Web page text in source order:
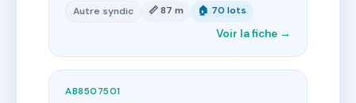
Autre syndic 📏 87 m 🏠 70 lots
Voir la fiche →
AB8507501